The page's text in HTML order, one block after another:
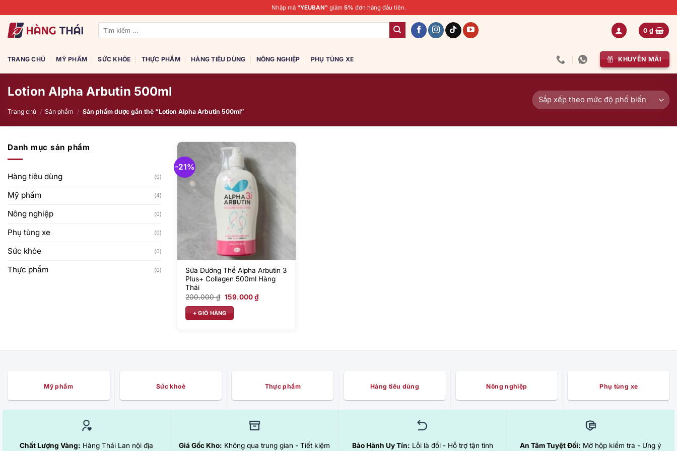
qua
nội
Nhập mã "YEUBAN" giảm 5% đơn hàng đầu tiên.
Tìm
0 ₫
TRANG CHỦ MỸ PHẨM SỨC KHỎE THỰC PHẨM HÀNG TIÊU DÙNG NÔNG NGHIỆP PHỤ TÙNG XE KHUYỄN MÃI
Lotion Alpha Arbutin 500ml
Trang chủ / Sản phẩm / Sản phẩm được gắn thẻ “Lotion Alpha Arbutin 500ml”
Danh mục sản phẩm
Hàng tiêu dùng (0)
Mỹ phẩm (4)
Nông nghiệp (0)
Phụ tùng xe (0)
Sức khỏe (0)
Thực phẩm (0)
-21%
Sữa Dưỡng Thể Alpha Arbutin 3
Plus+ Collagen 500ml Hàng
Thái
200.000₫ Giá
là:
200.000 ₫.
159.000₫Giá
hiện
+ GIỎ HÀNG
Mỹ phẩm Sức khoẻ Thực phẩm Hàng tiêu dùng Nông nghiệp Phụ tùng xe
Chất Lượng Vàng: Hàng Thái Lan nội địa
Giá Gốc Kho: Không qua trung gian - Tiết kiệm
Bảo Hành Uy Tín: Lỗi là đổi - Hỗ trợ tận tình
An Tâm Tuyệt Đối: Mở hộp kiểm tra - Ưng ý